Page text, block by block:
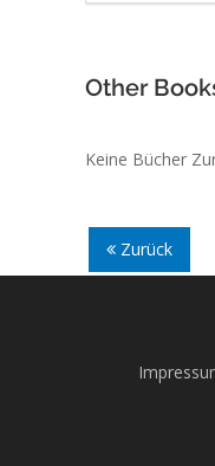
Other
Keine Bücher
Zurück